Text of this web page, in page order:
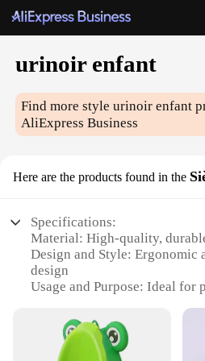
urinoir enfant
Find more styleurinoir enfant
AliExpress Business
Here are the products found in the
Specifications:
Material: High-quality,
Design and Style: Ergonomic
design
Usage and Purpose: Ideal
public restrooms
Shape or Size or Weight or
lightweight, suitable for